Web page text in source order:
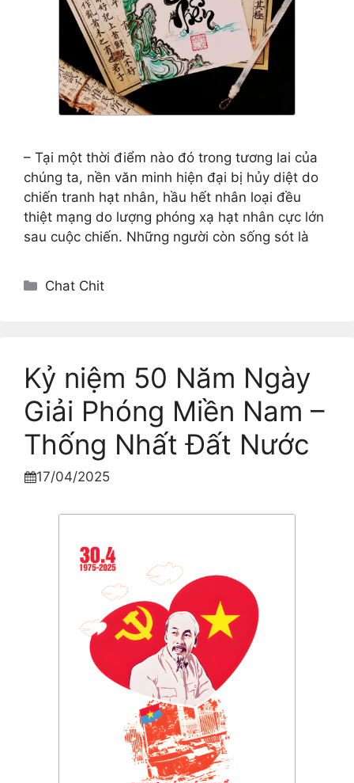
– Tại một thời điểm nào đó trong tương lai của
chúng ta, nền văn minh hiện đại bị hủy diệt do
chiến tranh hạt nhân, hầu hết nhân loại đều
thiệt mạng do lượng phóng xạ hạt nhân cực lớn
sau cuộc chiến. Những người còn sống sót là
Categories
Chat Chit
Kỷ niệm 50 Năm Ngày
Giải Phóng Miền Nam –
Thống Nhất Đất Nước
17/04/2025